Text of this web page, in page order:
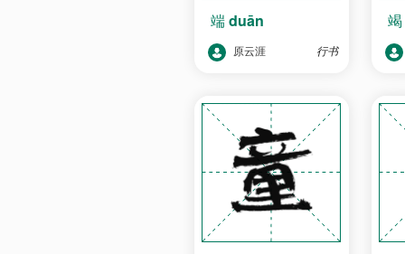
端duān
原云涯 行书
竭